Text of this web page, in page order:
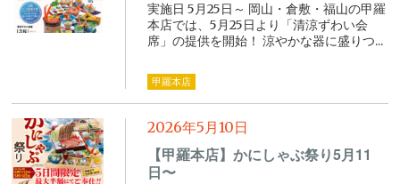
実施日 5月25日～ 岡山・倉敷・福山の甲羅
本店では、5月25日より「清涼ずわい会
席」の提供を開始！ 涼やかな器に盛りつ...
甲羅本店
2026年5月10日
【甲羅本店】かにしゃぶ祭り5月11
日〜